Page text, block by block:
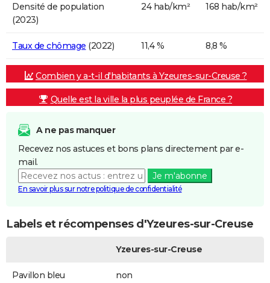
Densité de population
(2023)
24 hab/km² 168 hab/km²
Taux de chômage (2022) 11,4 % 8,8 %
Combien y a-t-il d'habitants à Yzeures-sur-Creuse ?
Quelle est la ville la plus peuplée de France ?
A ne pas manquer
Recevez nos astuces et bons plans directement par e-
mail.
Je m'abonne
En savoir plus sur notre politique de confidentialité
Labels et récompenses d'Yzeures-sur-Creuse
Yzeures-sur-Creuse
Pavillon bleu non